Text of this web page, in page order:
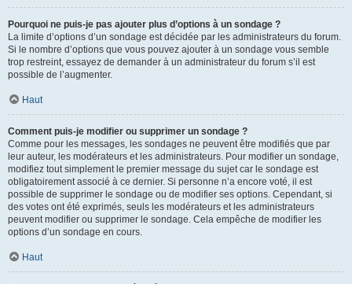
Pourquoi ne puis-je pas ajouter plus d’options à un sondage ?
La limite d’options d’un sondage est décidée par les administrateurs du forum.
Si le nombre d’options que vous pouvez ajouter à un sondage vous semble
trop restreint, essayez de demander à un administrateur du forum s’il est
possible de l’augmenter.
Haut
Comment puis-je modifier ou supprimer un sondage ?
Comme pour les messages, les sondages ne peuvent être modifiés que par
leur auteur, les modérateurs et les administrateurs. Pour modifier un sondage,
modifiez tout simplement le premier message du sujet car le sondage est
obligatoirement associé à ce dernier. Si personne n’a encore voté, il est
possible de supprimer le sondage ou de modifier ses options. Cependant, si
des votes ont été exprimés, seuls les modérateurs et les administrateurs
peuvent modifier ou supprimer le sondage. Cela empêche de modifier les
options d’un sondage en cours.
Haut